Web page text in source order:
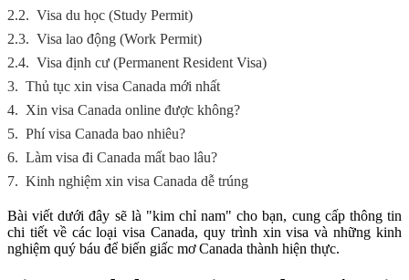
2.2. Visa du học (Study Permit)
2.3. Visa lao động (Work Permit)
2.4. Visa định cư (Permanent Resident Visa)
3. Thủ tục xin visa Canada mới nhất
4. Xin visa Canada online được không?
5. Phí visa Canada bao nhiêu?
6. Làm visa đi Canada mất bao lâu?
7. Kinh nghiệm xin visa Canada dễ trúng
Bài viết dưới đây sẽ là "kim chỉ nam" cho bạn, cung cấp thông tin
chi tiết về các loại visa Canada, quy trình xin visa và những kinh
nghiệm quý báu để biến giấc mơ Canada thành hiện thực.